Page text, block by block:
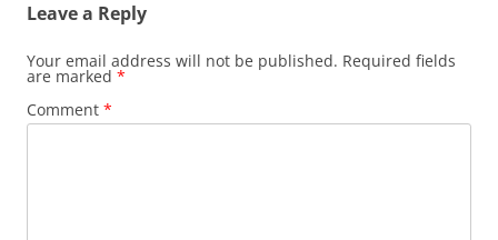
Leave a Reply
Your email address will not be published. Required fields
are marked *
Comment *